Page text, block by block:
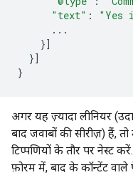
"text" : "Yes
...
}]
}]
}
अगर यह ज़्यादा लीनियर
बाद जवाबों की सीरीज़) हैं,
टिप्पणियों के तौर पर नेस्ट
फ़ोरम में, बाद के कॉन्टेंट